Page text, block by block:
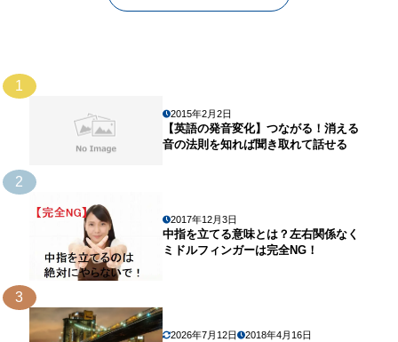
1
2015年2月2日
【英語の発音変化】つながる！消える
音の法則を知れば聞き取れて話せる
2
2017年12月3日
中指を立てる意味とは？左右関係なく
ミドルフィンガーは完全NG！
3
2026年7月12日 2018年4月16日